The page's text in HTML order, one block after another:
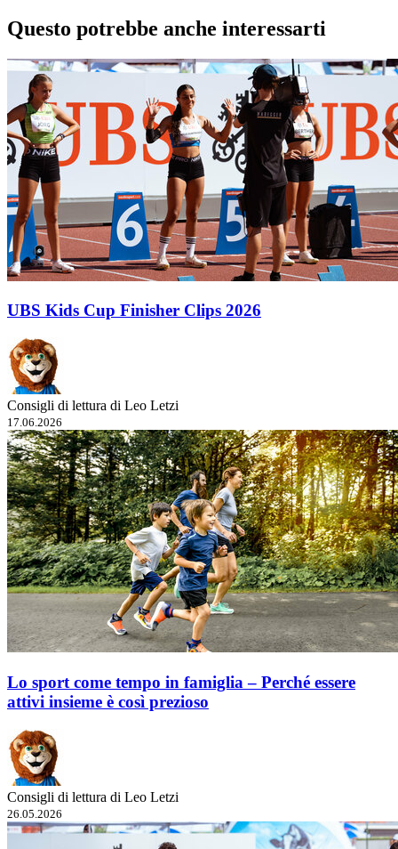
Questo potrebbe anche interessarti
UBS Kids Cup Finisher Clips 2026
Consigli di lettura di Leo Letzi
17.06.2026
Lo sport come tempo in famiglia – Perché essere
attivi insieme è così prezioso
Consigli di lettura di Leo Letzi
26.05.2026